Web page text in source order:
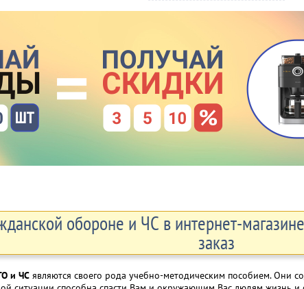
обороне и ЧС в интернет-
заказ
и ЧС являются своего рода учебно-методическим пособием. Они